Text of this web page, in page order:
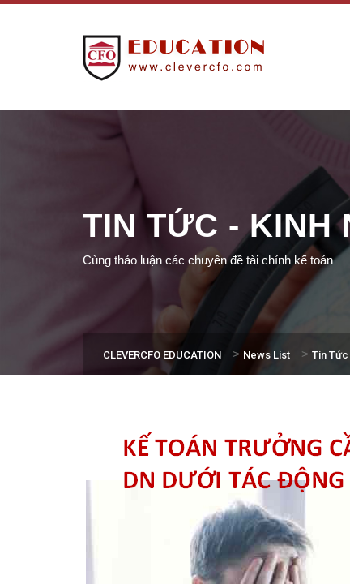
TIN TỨC - KINH
Cùng thảo luận các chuyên đề tài chính kế toán
CLEVERCFO EDUCATION > News List > Tin Tức